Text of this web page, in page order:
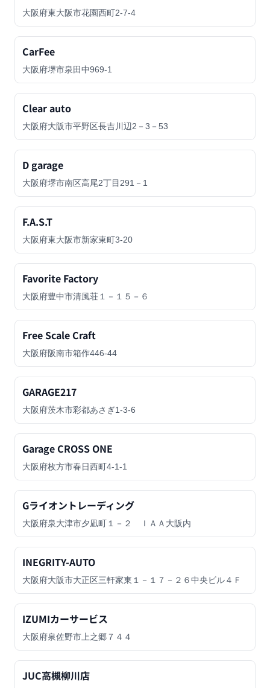
大阪府東大阪市花園西町2-7-4
CarFee
大阪府堺市泉田中969-1
Clear auto
大阪府大阪市平野区長吉川辺2－3－53
D garage
大阪府堺市南区高尾2丁目291－1
F.A.S.T
大阪府東大阪市新家東町3-20
Favorite Factory
大阪府豊中市清風荘１－１５－６
Free Scale Craft
大阪府阪南市箱作446-44
GARAGE217
大阪府茨木市彩都あさぎ1-3-6
Garage CROSS ONE
大阪府枚方市春日西町4-1-1
Gライオントレーディング
大阪府泉大津市夕凪町１－２ ＩＡＡ大阪内
INEGRITY-AUTO
大阪府大阪市大正区三軒家東１－１７－２６中央ビル４Ｆ
IZUMIカーサービス
大阪府泉佐野市上之郷７４４
JUC高槻柳川店